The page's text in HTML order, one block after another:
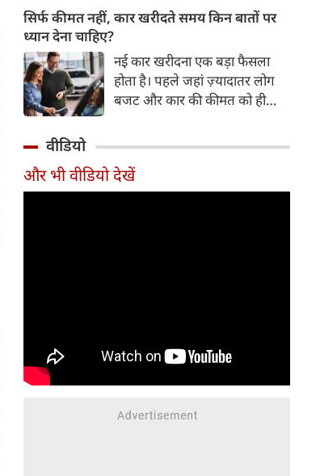
200 अरब रुपए का मौका
सिर्फ कीमत नहीं, कार खरीदते समय किन बातों पर
ध्यान देना चाहिए?
नई कार खरीदना एक बड़ा फैसला
होता है। पहले जहां ज़्यादातर लोग
बजट और कार की कीमत को ही
खरीदते समय किन बातों पर ध्यान
देना चाहिए।
वीडियो
और भी वीडियो देखें